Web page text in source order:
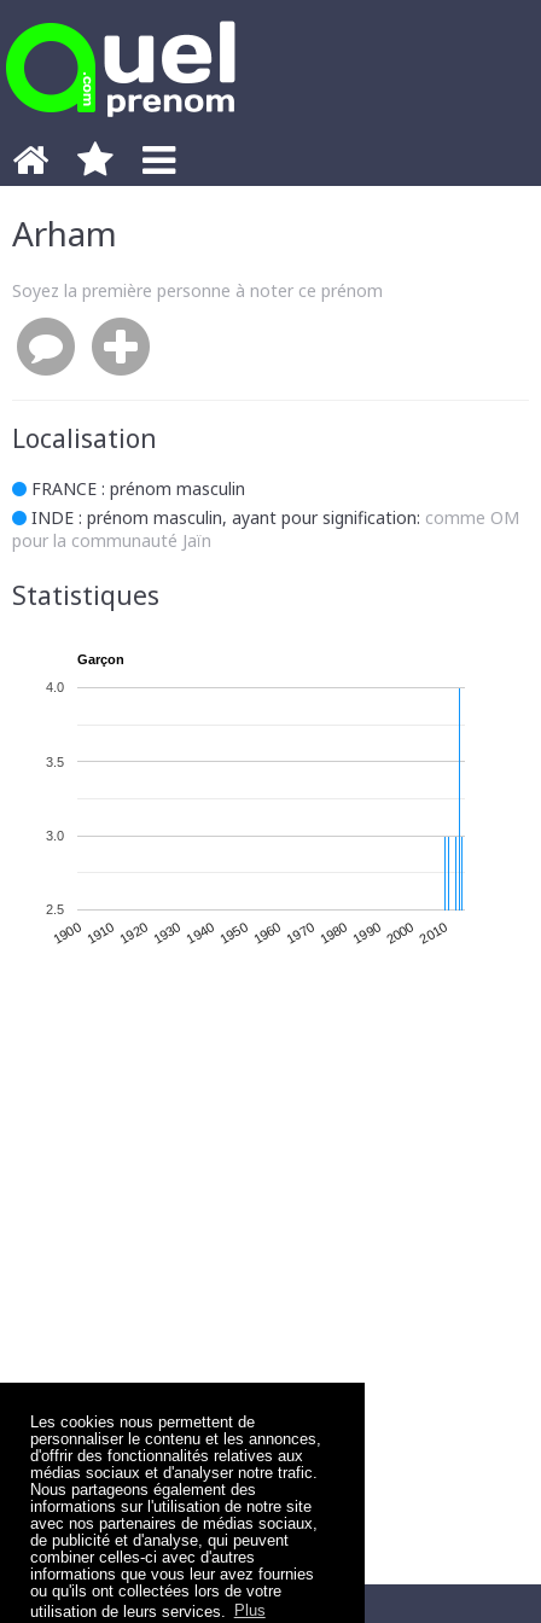
Les cookies nous permettent de
personnaliser le contenu et les annonces,
d'offrir des fonctionnalités relatives aux
médias sociaux et d'analyser notre trafic.
Nous partageons également des
informations sur l'utilisation de notre site
avec nos partenaires de médias sociaux,
de publicité et d'analyse, qui peuvent
combiner celles-ci avec d'autres
informations que vous leur avez fournies
ou qu'ils ont collectées lors de votre
utilisation de leurs services.
Plus
Arham
Soyez la première personne à noter ce prénom
Localisation
FRANCE : prénom masculin
INDE : prénom masculin, ayant pour signification: comme OM
pour la communauté Jaïn
Statistiques
Garçon
1900 1910 1920 1930 1940 1950 1960 1970 1980 1990 2000 2010
2.5
3.0
3.5
4.0